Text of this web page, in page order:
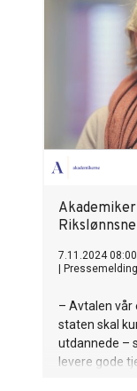
7.11.2024
Pressemelding
– Avtalen
staten skal
utdannede –
levere gode